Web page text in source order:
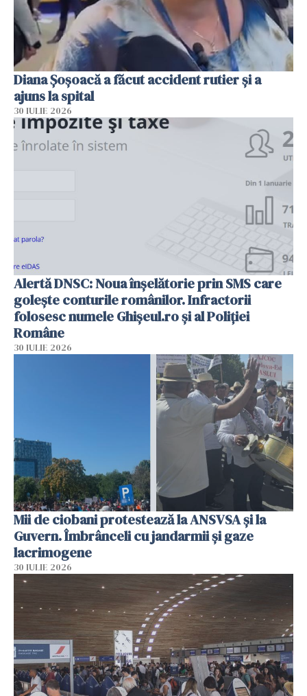
Diana Șoșoacă a făcut accident rutier și a
ajuns la spital
30 IULIE 2026
Alertă DNSC: Noua înșelătorie prin SMS care
golește conturile românilor. Infractorii
folosesc numele Ghișeul.ro și al Poliției
Române
30 IULIE 2026
Mii de ciobani protestează la ANSVSA și la
Guvern. Îmbrânceli cu jandarmii și gaze
lacrimogene
30 IULIE 2026